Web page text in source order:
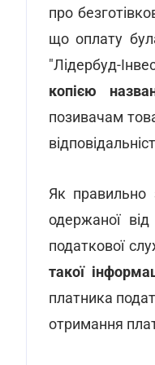
про
що оплату
"Лідербуд-
копією
позивачам
Як правильно
одержаної
податкової
такої
платника
отримання